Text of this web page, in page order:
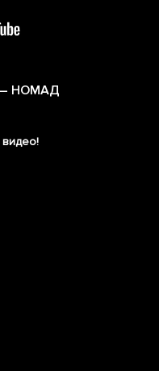
НОМАД